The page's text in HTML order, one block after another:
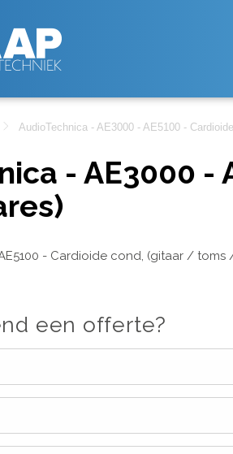
AudioTechnica - AE3000 - AE5100 -
- AE3000
- Cardioide cond, (gitaar / toms
een offerte?